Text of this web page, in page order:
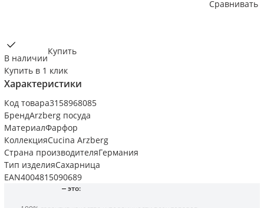
Сравнивать
В наличии
Купить
Купить в 1 клик
Характеристики
Код товара3158968085
БрендArzberg посуда
МатериалФарфор
КоллекцияCucina Arzberg
Страна производителяГермания
Тип изделияСахарница
EAN4004815090689
это: